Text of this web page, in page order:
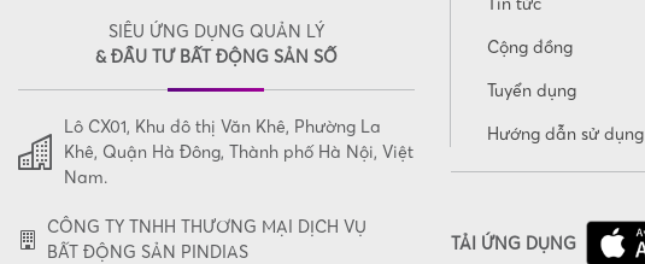
Cộng đồng
Tuyển dụng
Hướng dẫn sử dụng
TẢI ỨNG DỤNG
SIÊU ỨNG DỤNG QUẢN LÝ
& ĐẦU TƯ BẤT ĐỘNG SẢN SỐ
Lô CX01, Khu đô thị Văn Khê, Phường La
Khê, Quận Hà Đông, Thành phố Hà Nội, Việt
Nam.
CÔNG TY TNHH THƯƠNG MẠI DỊCH VỤ
BẤT ĐỘNG SẢN PINDIAS